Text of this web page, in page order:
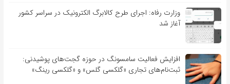
وزارت رفاه: اجرای طرح کالابرگ الکترونیک در سراسر کشور
آغاز شد
افزایش فعالیت سامسونگ در حوزه گجت‌های پوشیدنی:
ثبت‌نام‌های تجاری «گلکسی گلس» و «گلکسی رینگ»